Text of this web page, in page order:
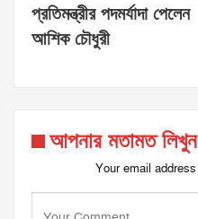
প্রতিমন্ত্রীর পদমর্যাদা পেলেন
আশিক চৌধুরী
আপনার মতামত
Your email